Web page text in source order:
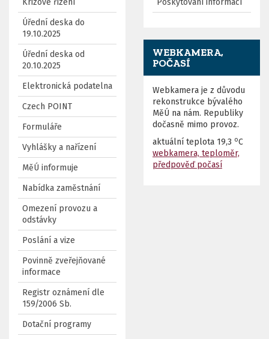
Krizové řízení
Úřední deska do
19.10.2025
Úřední deska od
20.10.2025
Elektronická podatelna
Czech POINT
Formuláře
Vyhlášky a nařízení
MěÚ informuje
Nabídka zaměstnání
Omezení provozu a
odstávky
Poslání a vize
Povinně zveřejňované
informace
Registr oznámení dle
159/2006 Sb.
Dotační programy
Poskytování informací
WEBKAMERA,
POČASÍ
Webkamera je z důvodu
rekonstrukce bývalého
MěÚ na nám. Republiky
dočasně mimo provoz.
aktuální teplota 19,3 oC
webkamera, teploměr,
předpověď počasí